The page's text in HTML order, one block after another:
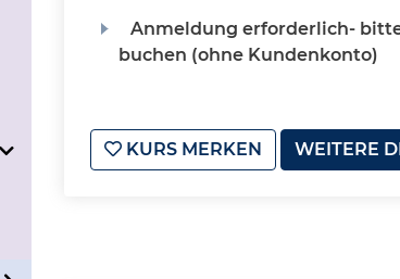
Anmeldung erforderlich-
buchen (ohne Kundenkonto)
KURS MERKEN WEITERE